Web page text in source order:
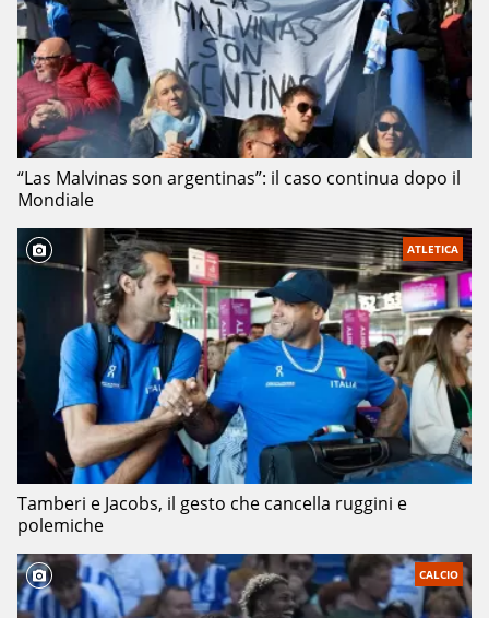
“Las Malvinas son argentinas”: il caso continua dopo il
Mondiale
ATLETICA
Tamberi e Jacobs, il gesto che cancella ruggini e
polemiche
CALCIO